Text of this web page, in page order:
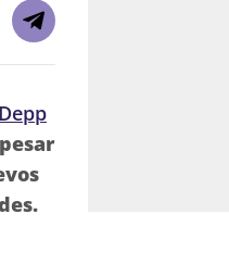
Depp